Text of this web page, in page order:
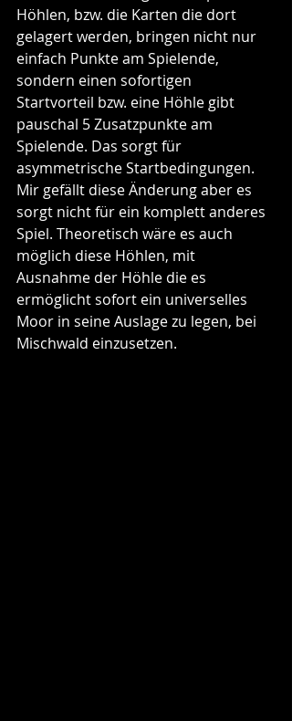
Höhlen, bzw. die Karten die dort
gelagert werden, bringen nicht nur
einfach Punkte am Spielende,
sondern einen sofortigen
Startvorteil bzw. eine Höhle gibt
pauschal 5 Zusatzpunkte am
Spielende. Das sorgt für
asymmetrische Startbedingungen.
Mir gefällt diese Änderung aber es
sorgt nicht für ein komplett anderes
Spiel. Theoretisch wäre es auch
möglich diese Höhlen, mit
Ausnahme der Höhle die es
ermöglicht sofort ein universelles
Moor in seine Auslage zu legen, bei
Mischwald einzusetzen.